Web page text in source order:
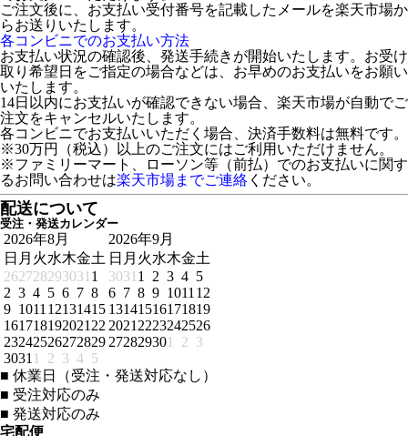
ご注文後に、お支払い受付番号を記載したメールを楽天市場か
らお送りいたします。
各コンビニでのお支払い方法
お支払い状況の確認後、発送手続きが開始いたします。お受け
取り希望日をご指定の場合などは、お早めのお支払いをお願い
いたします。
14日以内にお支払いが確認できない場合、楽天市場が自動でご
注文をキャンセルいたします。
各コンビニでお支払いいただく場合、決済手数料は無料です。
※30万円（税込）以上のご注文にはご利用いただけません。
※ファミリーマート、ローソン等（前払）でのお支払いに関す
るお問い合わせは楽天市場までご連絡 ください。
配送について
受注・発送カレンダー
2026年8月
日 月 火水木金土
262728293031 1
2 3 4 5 6 7 8
9 1011 12131415
161718192021 22
23242526272829
3031 1 2 3 4 5
2026年9月
日 月 火水木金土
3031 1 2 3 4 5
6 7 8 9 1011 12
13141516171819
2021 2223242526
272829301 2 3
■ 休業日（受注・発送対応なし）
■ 受注対応のみ
■ 発送対応のみ
宅配便